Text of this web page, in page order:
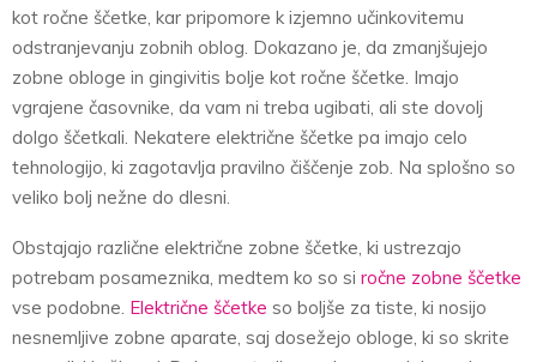
kot ročne ščetke, kar pripomore k izjemno učinkovitemu
odstranjevanju zobnih oblog. Dokazano je, da zmanjšujejo
zobne obloge in gingivitis bolje kot ročne ščetke. Imajo
vgrajene časovnike, da vam ni treba ugibati, ali ste dovolj
dolgo ščetkali. Nekatere električne ščetke pa imajo celo
tehnologijo, ki zagotavlja pravilno čiščenje zob. Na splošno so
veliko bolj nežne do dlesni.
Obstajajo različne električne zobne ščetke, ki ustrezajo
potrebam posameznika, medtem ko so si ročne zobne ščetke
vse podobne. Električne ščetke so boljše za tiste, ki nosijo
nesnemljive zobne aparate, saj dosežejo obloge, ki so skrite